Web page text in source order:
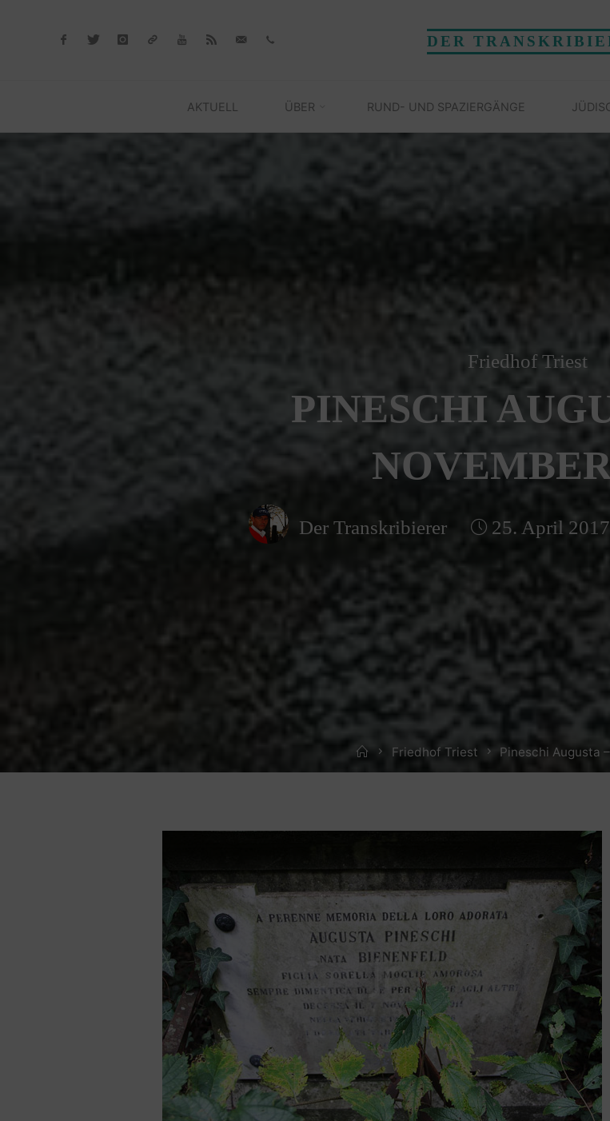
DER
AKTUELL ÜBER RUND- UND SPAZIERGÄNGE
Friedhof Triest
PINESCHI
Der Transkribierer 25. April
HomeFriedhof Triest Pineschi Augusta